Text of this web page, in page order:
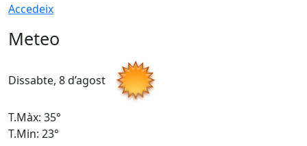
Accedeix
Meteo
Dissabte, 8 d’agost
T.Màx: 35°
T.Min: 23°